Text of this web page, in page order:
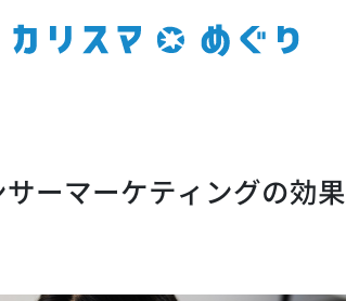
ーマーケティングの効果